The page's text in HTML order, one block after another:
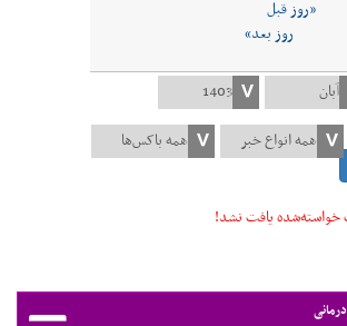
«روز قبل
روز بعد»
یافت نشد!